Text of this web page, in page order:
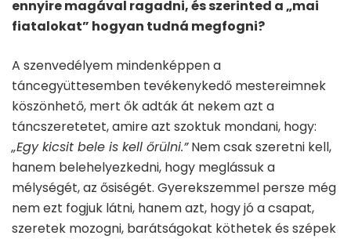
ennyire magával ragadni, és szerinted a „mai
fiatalokat” hogyan tudná megfogni?
A szenvedélyem mindenképpen a
táncegyüttesemben tevékenykedő mestereimnek
köszönhető, mert ők adták át nekem azt a
táncszeretetet, amire azt szoktuk mondani, hogy:
„Egy kicsit bele is kell őrülni.”Nem csak szeretni kell,
hanem belehelyezkedni, hogy meglássuk a
mélységét, az ősiségét. Gyerekszemmel persze még
nem ezt fogjuk látni, hanem azt, hogy jó a csapat,
szeretek mozogni, barátságokat köthetek és szépek